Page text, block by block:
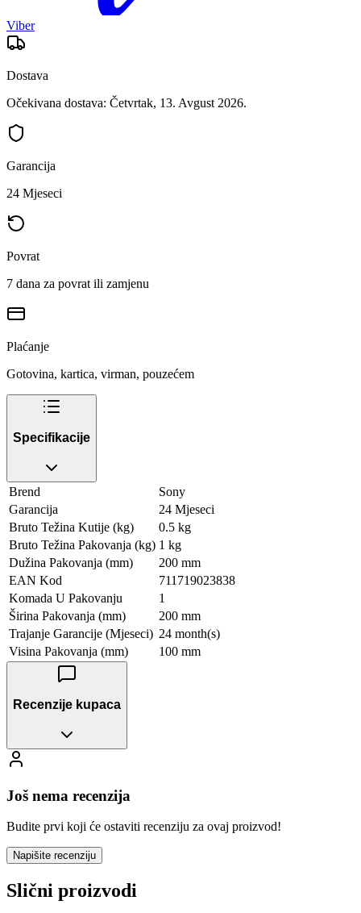
Viber
Dostava
Očekivana dostava: Četvrtak, 13. Avgust 2026.
Garancija
24 Mjeseci
Povrat
7 dana za povrat ili zamjenu
Plaćanje
Gotovina, kartica, virman, pouzećem
Specifikacije
Brend
Sony
Garancija
24 Mjeseci
Bruto Težina Kutije (kg)
0.5 kg
Bruto Težina Pakovanja (kg) 1 kg
Dužina Pakovanja (mm)
200 mm
EAN Kod
711719023838
Komada U Pakovanju
1
Širina Pakovanja (mm)
200 mm
Trajanje Garancije (Mjeseci) 24 month(s)
Visina Pakovanja (mm)
100 mm
Recenzije kupaca
Još nema recenzija
Budite prvi koji će ostaviti recenziju za ovaj proizvod!
Napišite recenziju
Slični proizvodi